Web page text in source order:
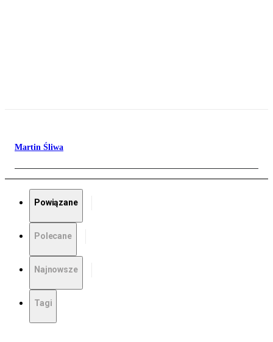
Martin Śliwa
Powiązane
Polecane
Najnowsze
Tagi